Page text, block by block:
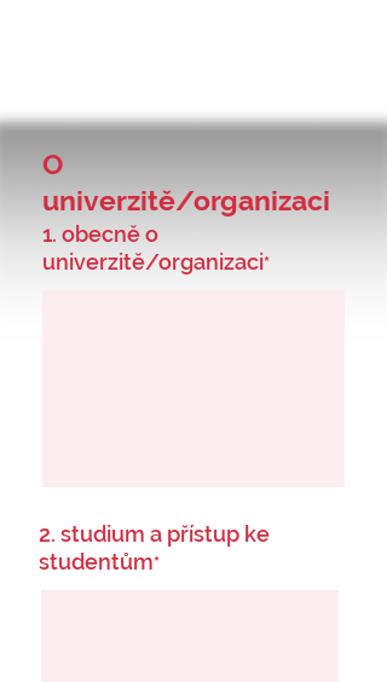
O
univerzitě/organizaci
1. obecně o
univerzitě/organizaci*
2. studium a přístup ke
studentům*